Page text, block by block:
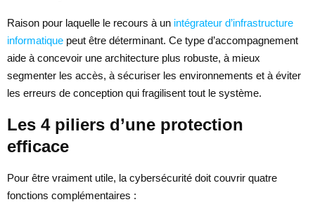
Raison pour laquelle le recours à un intégrateur d’infrastructure
informatique peut être déterminant. Ce type d’accompagnement
aide à concevoir une architecture plus robuste, à mieux
segmenter les accès, à sécuriser les environnements et à éviter
les erreurs de conception qui fragilisent tout le système.
Les 4 piliers d’une protection
efficace
Pour être vraiment utile, la cybersécurité doit couvrir quatre
fonctions complémentaires :